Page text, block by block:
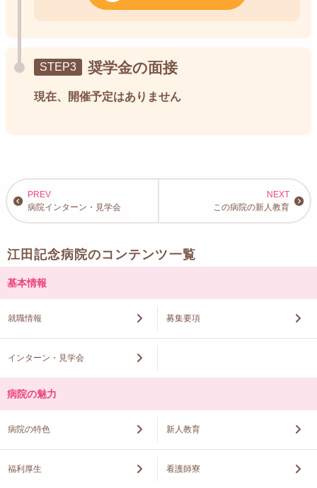
奨学金の面接
現在、開催予定はありません
病院インターン・見学会 この病院の新人教育
江田記念病院のコンテンツ一覧
基本情報
就職情報 募集要項
インターン・見学会
病院の魅力
病院の特色 新人教育
福利厚生 看護師寮